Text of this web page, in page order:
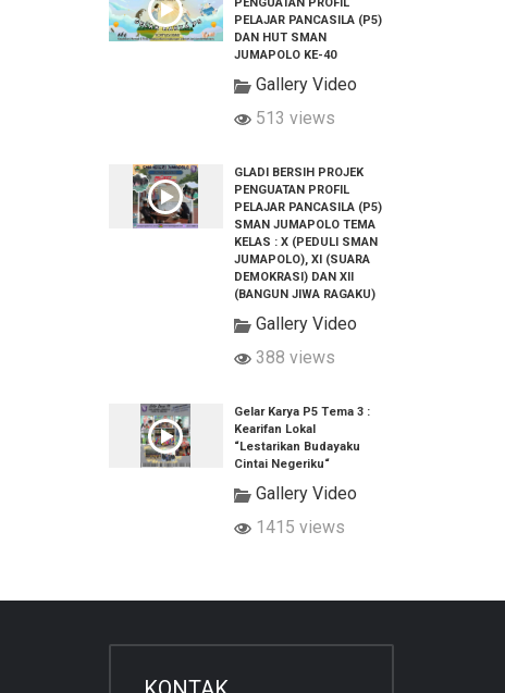
PELAJAR PANCASILA (P5)
DAN HUT SMAN
JUMAPOLO KE-40
Gallery Video
513 views
GLADI BERSIH PROJEK
PENGUATAN PROFIL
PELAJAR PANCASILA (P5)
SMAN JUMAPOLO TEMA
KELAS : X (PEDULI SMAN
JUMAPOLO), XI (SUARA
DEMOKRASI) DAN XII
(BANGUN JIWA RAGAKU)
Gallery Video
388 views
Gelar Karya P5 Tema 3 :
Kearifan Lokal
“Lestarikan Budayaku
Cintai Negeriku“
Gallery Video
1415 views